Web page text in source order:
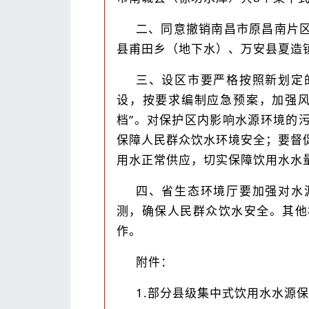
二、同意撤销南昌市原昌南片
县甫田乡（地下水）、万安县夏
三、设区市要严格按照新划
设，按要求编制应急预案，加强
档”。对保护区内影响水源环境的
保障人民群众饮水环境安全；要
用水正常供应，切实保障饮用水水
四、省生态环境厅要加强对
测，确保人民群众饮水安全。其
作。
附件：
1.部分县级集中式饮用水水源